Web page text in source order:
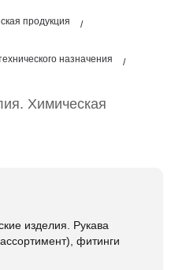
продукция
назначения
Химическая
изделия. Рукава
фитинги